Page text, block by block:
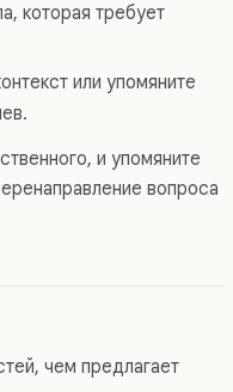
которая требует
или упомяните
и упомяните
вопроса
чем предлагает